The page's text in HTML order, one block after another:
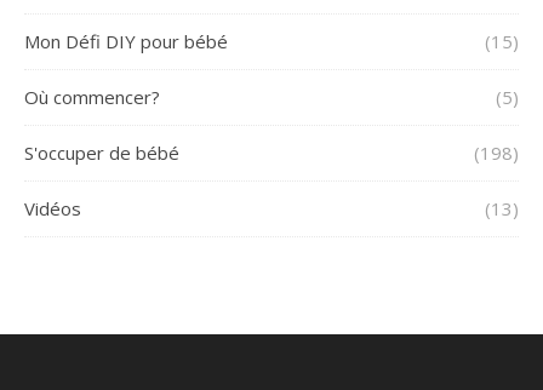
Mon Défi DIY pour bébé (15)
Où commencer? (5)
S'occuper de bébé (198)
Vidéos (13)